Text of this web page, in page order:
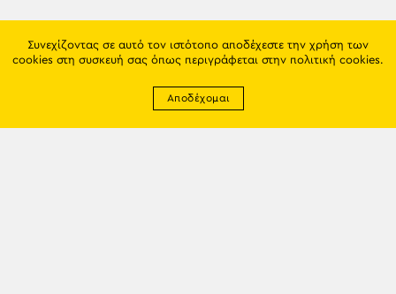
Συνεχίζοντας σε αυτό τον ιστότοπο αποδέχεστε την χρήση των
cookies στη συσκευή σας όπως περιγράφεται στην πολιτική cookies.
Αποδέχομαι